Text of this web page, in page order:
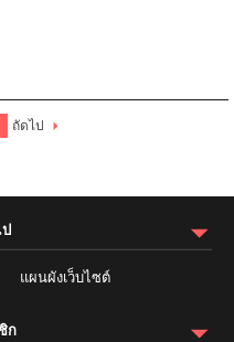
ถัดไป
แผนผังเว็บไซต์
ก